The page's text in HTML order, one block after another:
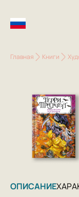
Главная Книги
ОПИСАНИЕ